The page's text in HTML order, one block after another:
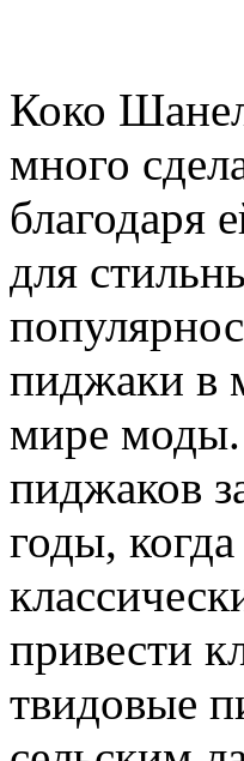
Коко
много
благодаря
для
пиджаки в
мире
пиджаков
годы,
привести
твидовые